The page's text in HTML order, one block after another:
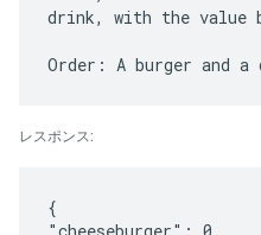
drink, with the value
レスポンス:
{